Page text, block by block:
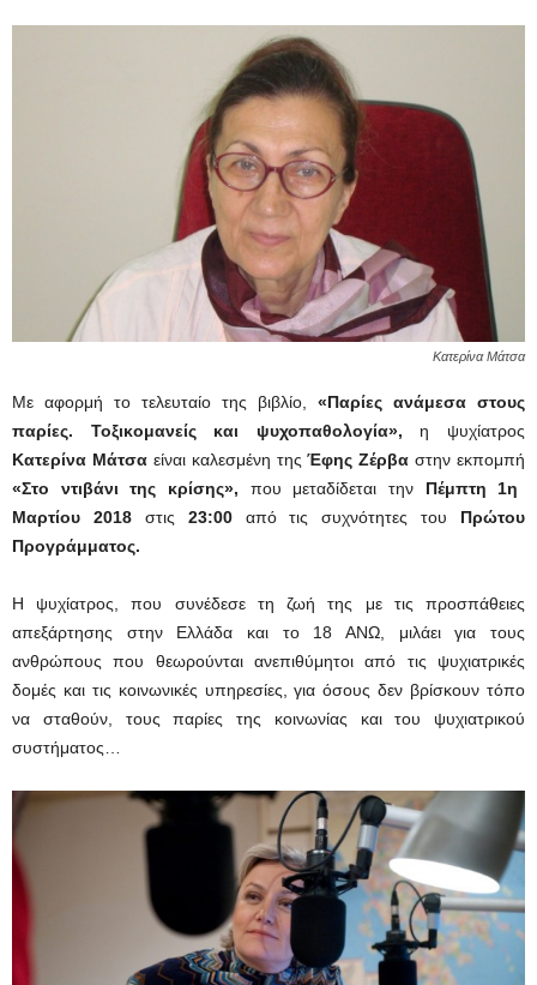
Κατερίνα Μάτσα
Με αφορμή το τελευταίο της βιβλίο, «Παρίες ανάμεσα στους
παρίες. Τοξικομανείς και ψυχοπαθολογία», η ψυχίατρος
Κατερίνα Μάτσα είναι καλεσμένη της Έφης Ζέρβαστην εκπομπή
«Στο ντιβάνι της κρίσης», που μεταδίδεται την Πέμπτη 1η
Μαρτίου 2018στις 23:00από τις συχνότητες του Πρώτου
Προγράμματος.
Η ψυχίατρος, που συνέδεσε τη ζωή της με τις προσπάθειες
απεξάρτησης στην Ελλάδα και το 18 ΑΝΩ, μιλάει για τους
ανθρώπους που θεωρούνται ανεπιθύμητοι από τις ψυχιατρικές
δομές και τις κοινωνικές υπηρεσίες, για όσους δεν βρίσκουν τόπο
να σταθούν, τους παρίες της κοινωνίας και του ψυχιατρικού
συστήματος…